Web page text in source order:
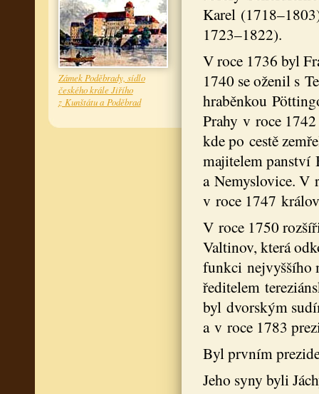
Zámek Poděbrady, sídlo
českého krále Jiřího
z Kunštátu a Poděbrad
Karel
1723–1822).
V roce 1736 byl
1740 se oženil s
hraběnkou
Prahy v roce
kde po cestě
majitelem panství
a Nemyslovice. V
v roce 1747
V roce 1750
Valtinov, která
funkci nejvyššího
ředitelem
byl dvorským
a v roce 1783
Byl prvním
Jeho syny byli